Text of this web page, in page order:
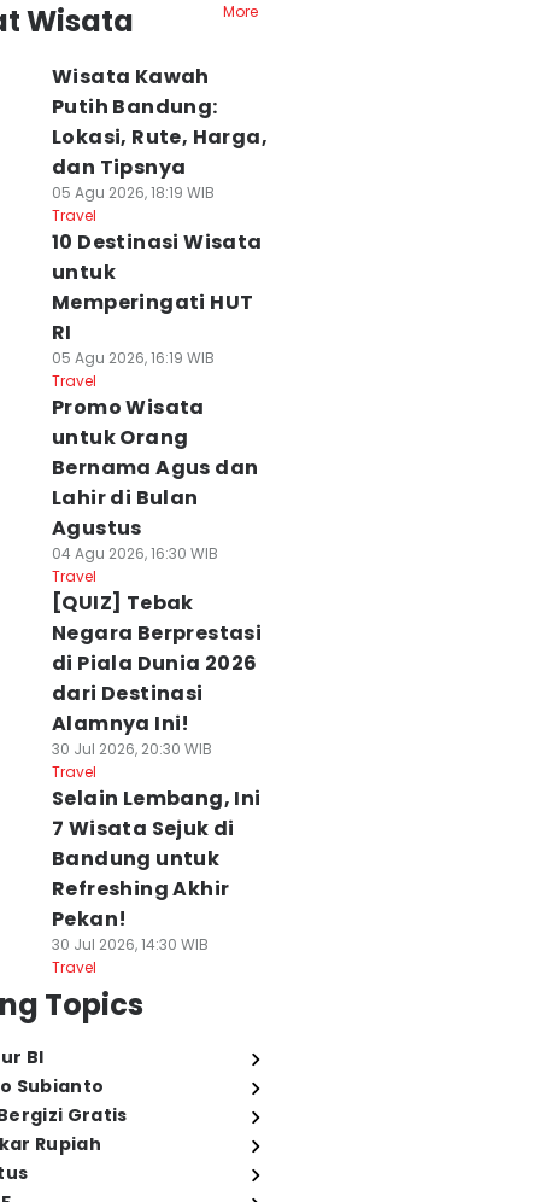
Wisata
More
Wisata Kawah
Putih Bandung:
Lokasi, Rute, Harga,
dan Tipsnya
05 Agu 2026, 18:19 WIB
Travel
10 Destinasi Wisata
untuk
Memperingati HUT
RI
05 Agu 2026, 16:19 WIB
Travel
Promo Wisata
untuk Orang
Bernama Agus dan
Lahir di Bulan
Agustus
04 Agu 2026, 16:30 WIB
Travel
[QUIZ] Tebak
Negara Berprestasi
di Piala Dunia 2026
dari Destinasi
Alamnya Ini!
30 Jul 2026, 20:30 WIB
Travel
Selain Lembang, Ini
7 Wisata Sejuk di
Bandung untuk
Refreshing Akhir
Pekan!
30 Jul 2026, 14:30 WIB
Travel
Topics
BI
Subianto
Gratis
Rupiah